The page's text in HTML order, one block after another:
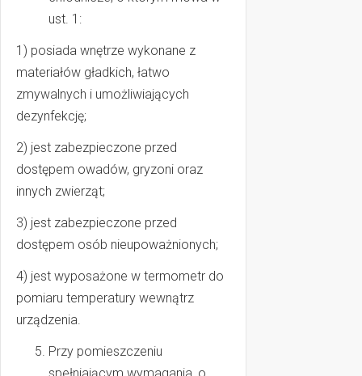
ust. 1:
1) posiada wnętrze wykonane z
materiałów gładkich, łatwo
zmywalnych i umożliwiających
dezynfekcję;
2) jest zabezpieczone przed
dostępem owadów, gryzoni oraz
innych zwierząt;
3) jest zabezpieczone przed
dostępem osób nieupoważnionych;
4) jest wyposażone w termometr do
pomiaru temperatury wewnątrz
urządzenia.
Przy pomieszczeniu